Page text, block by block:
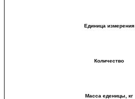
Единица измерения
Количество
Масса еденицы, кг